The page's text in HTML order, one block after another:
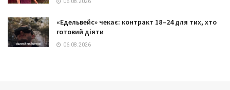
06.08.2026
«Едельвейс» чекає: контракт 18–24 для тих, хто
готовий діяти
06.08.2026